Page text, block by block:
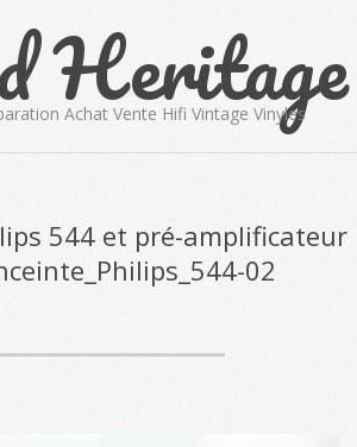
Heritage
Achat Vente Hifi Vintage Vinyles
544 et pré-amplificateur
02